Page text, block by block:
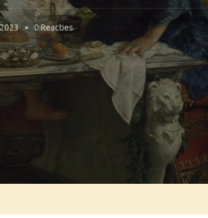
0 ReactiesOp
17
December
Saturnalia,